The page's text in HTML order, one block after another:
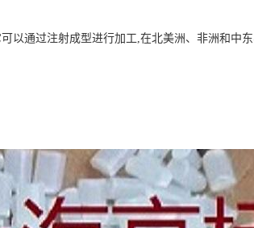
以通过注射成型进行加工,在北美洲、非洲和中